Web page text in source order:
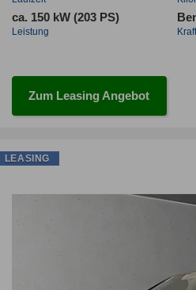
ca. 150 kW (203 PS)
Leistung
Zum Leasing Angebot
LEASING